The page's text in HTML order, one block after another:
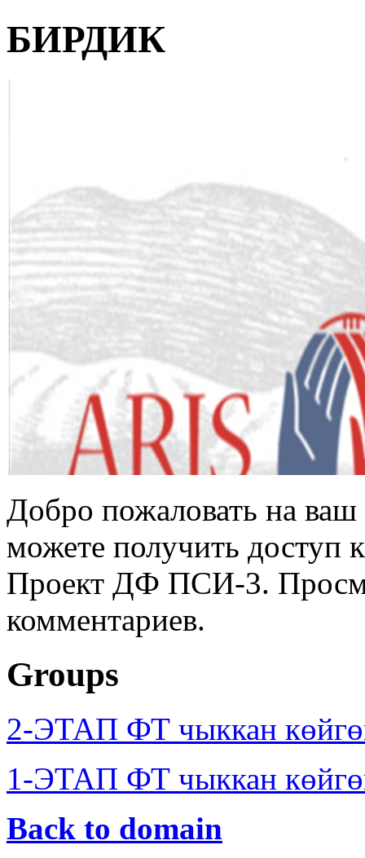
БИРДИК
Добро пожаловать на
можете получить доступ
Проект ДФ ПСИ-3.
комментариев.
Groups
2-ЭТАП ФТ чыккан
1-ЭТАП ФТ чыккан
Back to domain